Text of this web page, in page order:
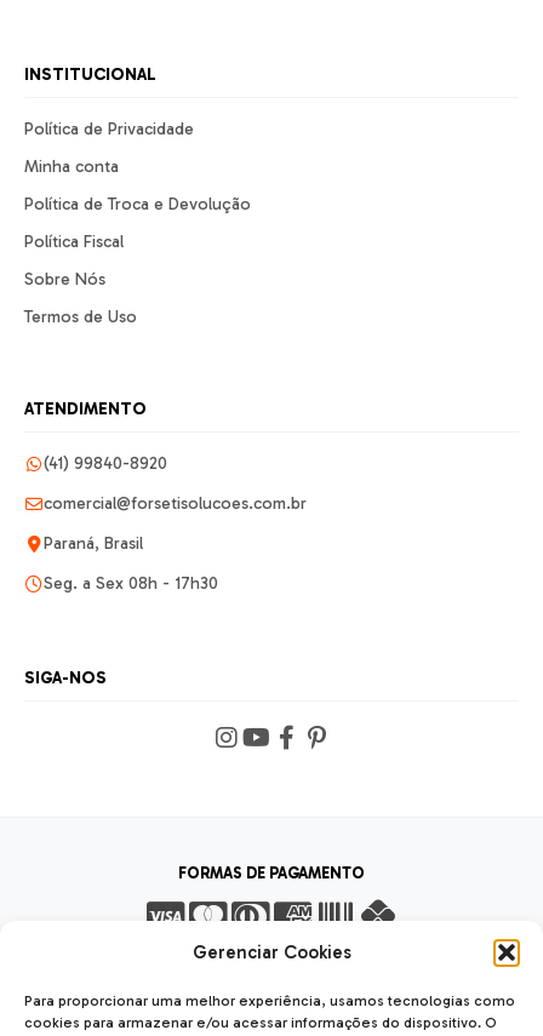
Gerenciar Cookies
Para proporcionar uma melhor experiência, usamos tecnologias como
cookies para armazenar e/ou acessar informações do dispositivo. O
INSTITUCIONAL
Política de Privacidade
Minha conta
Política de Troca e Devolução
Política Fiscal
Sobre Nós
Termos de Uso
ATENDIMENTO
(41) 99840-8920
comercial@forsetisolucoes.com.br
Paraná, Brasil
Seg. a Sex 08h - 17h30
SIGA-NOS
FORMAS DE PAGAMENTO